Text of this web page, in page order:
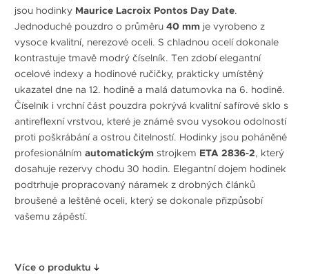
jsou hodinky Maurice Lacroix Pontos Day Date.
Jednoduché pouzdro o průměru 40 mm je vyrobeno z
vysoce kvalitní, nerezové oceli. S chladnou ocelí dokonale
kontrastuje tmavě modrý číselník. Ten zdobí elegantní
ocelové indexy a hodinové ručičky, prakticky umístěný
ukazatel dne na 12. hodině a malá datumovka na 6. hodině.
Číselník i vrchní část pouzdra pokrývá kvalitní safírové sklo s
antireflexní vrstvou, které je známé svou vysokou odolností
proti poškrábání a ostrou čitelností. Hodinky jsou poháněné
profesionálním automatickým strojkem ETA 2836-2, který
dosahuje rezervy chodu 30 hodin. Elegantní dojem hodinek
podtrhuje propracovaný náramek z drobných článků
broušené a leštěné oceli, který se dokonale přizpůsobí
vašemu zápěstí.
Více o produktu